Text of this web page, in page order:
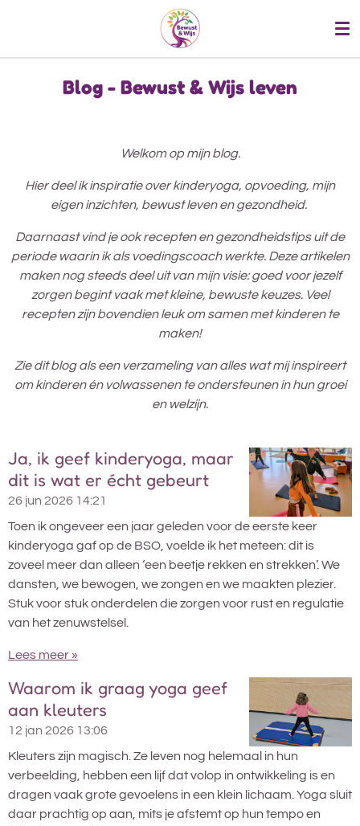
naar
hoofdinhoudBlog - Bewust & Wijs leven
Welkom op mijn blog.
Hier deel ik inspiratie over kinderyoga, opvoeding, mijn
eigen inzichten, bewust leven en gezondheid.
Daarnaast vind je ook recepten en gezondheidstips uit de
periode waarin ik als voedingscoach werkte. Deze artikelen
maken nog steeds deel uit van mijn visie: goed voor jezelf
zorgen begint vaak met kleine, bewuste keuzes. Veel
recepten zijn bovendien leuk om samen met kinderen te
maken!
Zie dit blog als een verzameling van alles wat mij inspireert
om kinderen én volwassenen te ondersteunen in hun groei
en welzijn.
Ja, ik geef kinderyoga, maar
dit is wat er écht gebeurt
26 jun 2026 14:21
Toen ik ongeveer een jaar geleden voor de eerste keer
kinderyoga gaf op de BSO, voelde ik het meteen: dit is
zoveel meer dan alleen ‘een beetje rekken en strekken’. We
dansten, we bewogen, we zongen en we maakten plezier.
Stuk voor stuk onderdelen die zorgen voor rust en regulatie
van het zenuwstelsel.
Lees meer »
Waarom ik graag yoga geef
aan kleuters
12 jan 2026 13:06
Kleuters zijn magisch. Ze leven nog helemaal in hun
verbeelding, hebben een lijf dat volop in ontwikkeling is en
dragen vaak grote gevoelens in een klein lichaam. Yoga sluit
daar prachtig op aan, mits je afstemt op hun tempo en